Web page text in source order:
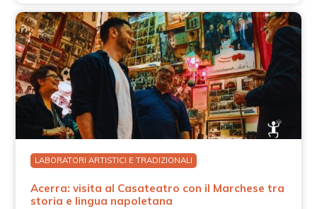
LABORATORI ARTISTICI E TRADIZIONALI
Acerra: visita al Casateatro con il Marchese tra
storia e lingua napoletana